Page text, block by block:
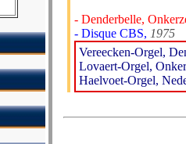
- Denderbelle,
- Disque CBS, 1975
Vereecken-Orgel,
Lovaert-Orgel,
Haelvoet-Orgel,